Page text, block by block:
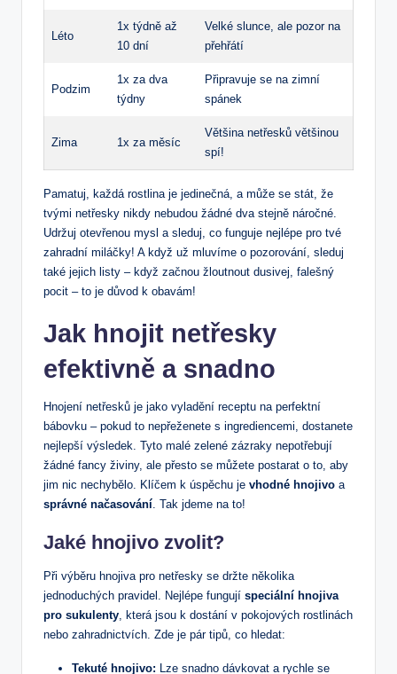
Léto
1x týdně až
10 dní
Velké slunce, ale pozor na
přehřátí
Podzim
1x za dva
týdny
Připravuje se na zimní
spánek
Zima 1x za měsíc
Většina netřesků většinou
spí!
Pamatuj, každá rostlina je jedinečná, a může se stát, že
tvými netřesky nikdy nebudou žádné dva stejně náročné.
Udržuj otevřenou mysl a sleduj, co funguje nejlépe pro tvé
zahradní miláčky! A když už mluvíme o pozorování, sleduj
také jejich listy – když začnou žloutnout dusivej, falešný
pocit – to je důvod k obavám!
Jak hnojit netřesky
efektivně a snadno
Hnojení netřesků je jako vyladění receptu na perfektní
bábovku – pokud to nepřeženete s ingrediencemi, dostanete
nejlepší výsledek. Tyto malé zelené zázraky nepotřebují
žádné fancy živiny, ale přesto se můžete postarat o to, aby
jim nic nechybělo. Klíčem k úspěchu je vhodné hnojivo a
správné načasování . Tak jdeme na to!
Jaké hnojivo zvolit?
Při výběru hnojiva pro netřesky se držte několika
jednoduchých pravidel. Nejlépe fungují speciální hnojiva
pro sukulenty , která jsou k dostání v pokojových rostlinách
nebo zahradnictvích. Zde je pár tipů, co hledat:
Tekuté hnojivo: Lze snadno dávkovat a rychle se